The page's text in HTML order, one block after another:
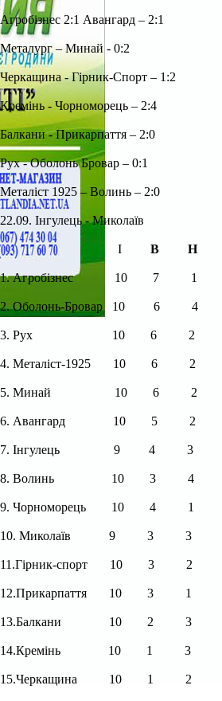
Агробізнес 2:1 Авангард – 2:1
Металург – Минай - 0:2
Черкащина - Гірник-Спорт – 1:2
Кремінь - Чорноморець – 2:4
Балкани - Прикарпаття – 2:0
Рух - Оболонь Бровар – 0:1
Металіст 1925 – Волинь – 2:0
22.09. Інгулець - Миколаїв
І В Н
1. Агробізнес 10 7 1
2. Оболонь-Бровар 10 6 4
3. Рух 10 6 2
4. Металіст-1925 10 6 2
5. Минай 10 6 2
6. Авангард 10 5 2
7. Інгулець 9 4 3
8. Волинь 10 3 4
9. Чорноморець 10 4 1
10. Миколаїв 9 3 3
11.Гірник-спорт 10 3 2
12.Прикарпаття 10 3 1
13.Балкани 10 2 3
14.Кремінь 10 1 3
15.Черкащина 10 1 2